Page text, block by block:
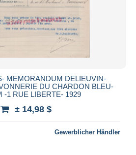
MEMORANDUM DELIEUVIN-
DU CHARDON BLEU-
-1 RUE LIBERTE- 1929
± 14,98 $
Gewerblicher Händler